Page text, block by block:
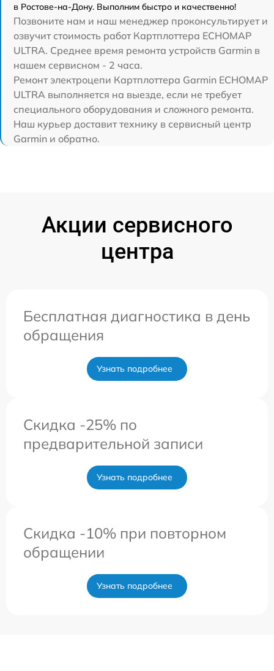
в Ростове-на-Дону. Выполним быстро и качественно!
Позвоните нам и наш менеджер проконсультирует и
озвучит стоимость работ Картплоттера ECHOMAP
ULTRA. Среднее время ремонта устройств Garmin в
нашем сервисном - 2 часа.
Ремонт электроцепи Картплоттера Garmin ECHOMAP
ULTRA выполняется на выезде, если не требует
специального оборудования и сложного ремонта.
Наш курьер доставит технику в сервисный центр
Garmin и обратно.
Акции сервисного
центра
Бесплатная диагностика в день
обращения
Узнать подробнее
Скидка -25% по
предварительной записи
Узнать подробнее
Скидка -10% при повторном
обращении
Узнать подробнее